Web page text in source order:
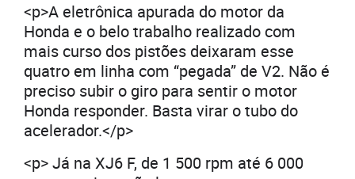
<p>A eletrônica apurada do motor da
Honda e o belo trabalho realizado com
mais curso dos pistões deixaram esse
quatro em linha com “pegada” de V2. Não é
preciso subir o giro para sentir o motor
Honda responder. Basta virar o tubo do
acelerador.</p>
<p> Já na XJ6 F, de 1 500 rpm até 6 000